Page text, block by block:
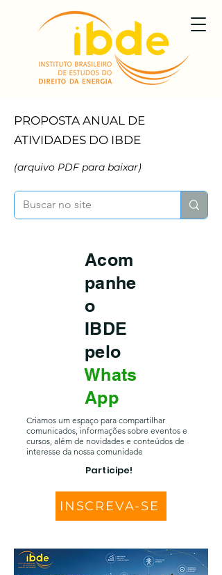
PROPOSTA ANUAL DE
ATIVIDADES DO IBDE
(arquivo PDF para baixar)
Acom
panhe
o
IBDE
pelo
Whats
App
Criamos um espaço para compartilhar
comunicados, informações sobre eventos e
cursos, além de novidades e conteúdos de
interesse da nossa comunidade
Participe!
INSCREVA-SE